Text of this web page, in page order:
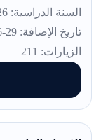
السنة الدراسية: 2025/2026
تاريخ الإضافة: 29-06-2026
الزيارات: 211